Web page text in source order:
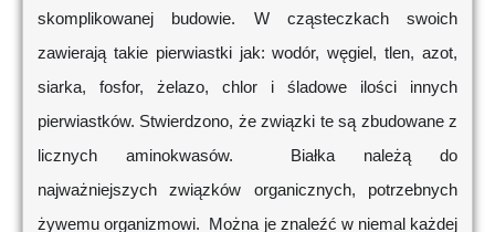
skomplikowanej budowie. W cząsteczkach swoich
zawierają takie pierwiastki jak: wodór, węgiel, tlen, azot,
siarka, fosfor, żelazo, chlor i śladowe ilości innych
pierwiastków. Stwierdzono, że związki te są zbudowane z
licznych aminokwasów. Białka należą do
najważniejszych związków organicznych, potrzebnych
żywemu organizmowi. Można je znaleźć w niemal każdej